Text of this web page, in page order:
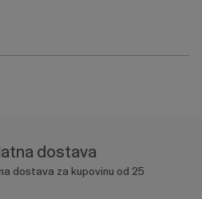
dostava
dostava za kupovinu od 25